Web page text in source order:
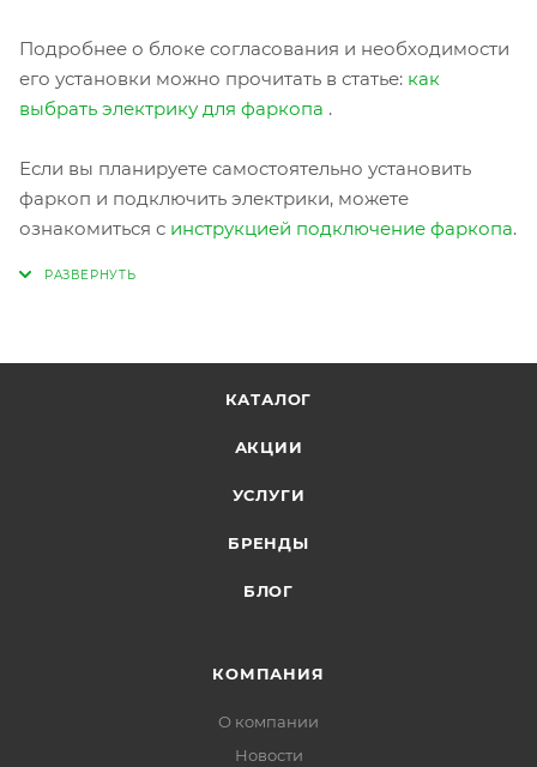
Подробнее о блоке согласования и необходимости
его установки можно прочитать в статье: как
выбрать электрику для фаркопа .
Если вы планируете самостоятельно установить
фаркоп и подключить электрики, можете
ознакомиться с инструкцией подключение фаркопа.
КАТАЛОГ
АКЦИИ
УСЛУГИ
БРЕНДЫ
БЛОГ
КОМПАНИЯ
О компании
Новости